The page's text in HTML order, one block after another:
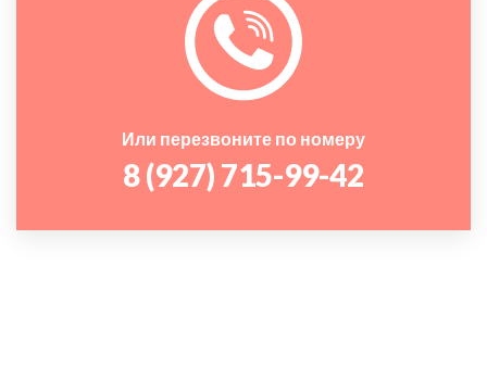
Или перезвоните по номеру
8 (927) 715-99-42